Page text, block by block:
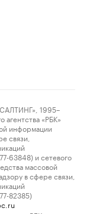
1995–
«РБК»
информации
связи,
63848) и сетевого
массовой
в сфере связи,
82385)